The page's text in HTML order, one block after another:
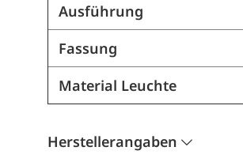
Ausführung
Fassung
Material Leuchte
Herstellerangaben